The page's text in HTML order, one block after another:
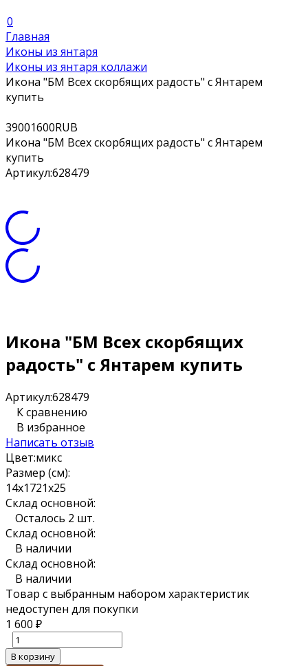
0
Главная
Иконы из янтаря
Иконы из янтаря коллажи
Икона "БМ Всех скорбящих радость" с Янтарем
купить
39001600RUB
Икона "БМ Всех скорбящих радость" с Янтарем
купить
Артикул:628479
Икона "БМ Всех скорбящих
радость" с Янтарем купить
Артикул:628479
К сравнению
В избранное
Написать отзыв
Цвет:микс
Размер (см):
14х1721х25
Склад основной:
Осталось 2 шт.
Склад основной:
В наличии
Склад основной:
В наличии
Товар с выбранным набором характеристик
недоступен для покупки
1 600 ₽
В корзину